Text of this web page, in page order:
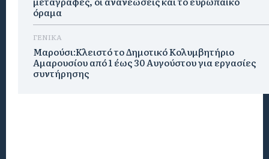
όραμα
ΓΕΝΙΚΑ
Μαρούσι:Κλειστό το Δημοτικό Κολυμβητήριο
Αμαρουσίου από 1 έως 30 Αυγούστου για εργασίες
συντήρησης